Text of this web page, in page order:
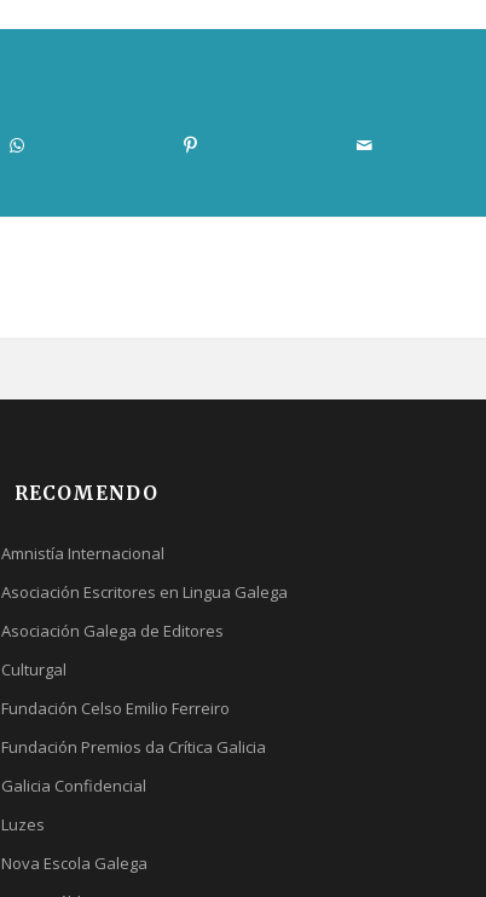
RECOMENDO
Amnistía Internacional
Asociación Escritores en Lingua Galega
Asociación Galega de Editores
Culturgal
Fundación Celso Emilio Ferreiro
Fundación Premios da Crítica Galicia
Galicia Confidencial
Luzes
Nova Escola Galega